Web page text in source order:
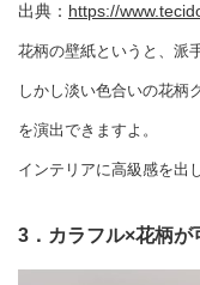
出典： https://
花柄の壁紙というと、派
しかし淡い色合いの花柄
を演出できますよ。
インテリアに高級感を出
3．カラフル×花柄が